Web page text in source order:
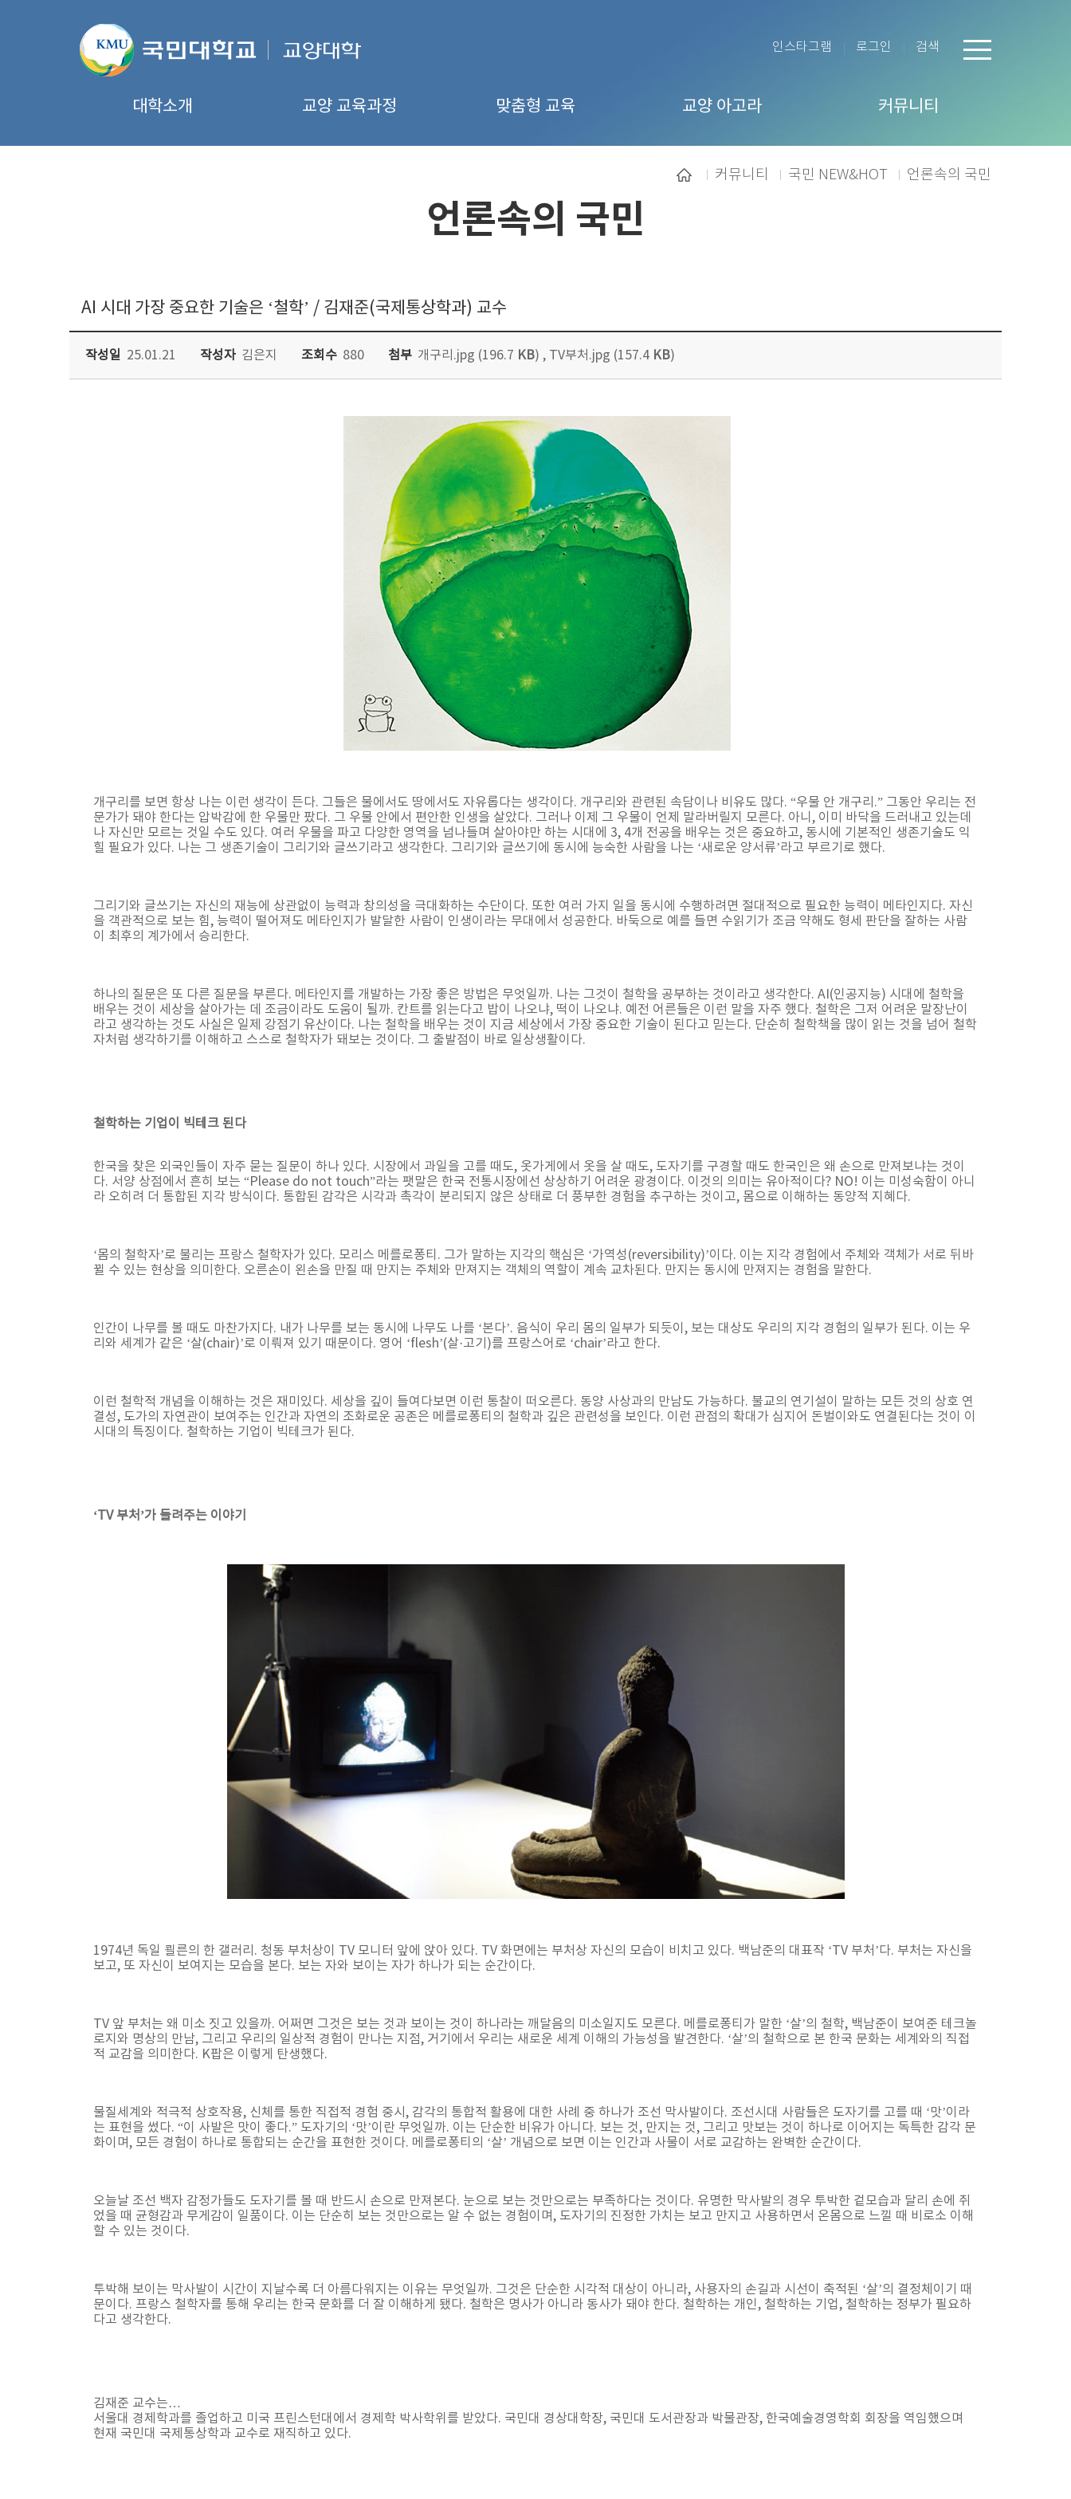
인스타그램 로그인 검색
대학소개 교양 교육과정 맞춤형 교육 교양 아고라 커뮤니티
커뮤니티 국민 NEW&HOT 언론속의 국민
언론속의 국민
AI 시대 가장 중요한 기술은 ‘철학’ / 김재준(국제통상학과) 교수
작성일 25.01.21 작성자 김은지 조회수 880 첨부 개구리.jpg (196.7 KB) , TV부처.jpg (157.4 KB)
개구리를 보면 항상 나는 이런 생각이 든다. 그들은 물에서도 땅에서도 자유롭다는 생각이다. 개구리와 관련된 속담이나 비유도 많다. “우물 안 개구리.” 그동안 우리는 전
문가가 돼야 한다는 압박감에 한 우물만 팠다. 그 우물 안에서 편안한 인생을 살았다. 그러나 이제 그 우물이 언제 말라버릴지 모른다. 아니, 이미 바닥을 드러내고 있는데
나 자신만 모르는 것일 수도 있다. 여러 우물을 파고 다양한 영역을 넘나들며 살아야만 하는 시대에 3, 4개 전공을 배우는 것은 중요하고, 동시에 기본적인 생존기술도 익
힐 필요가 있다. 나는 그 생존기술이 그리기와 글쓰기라고 생각한다. 그리기와 글쓰기에 동시에 능숙한 사람을 나는 ‘새로운 양서류’라고 부르기로 했다.
그리기와 글쓰기는 자신의 재능에 상관없이 능력과 창의성을 극대화하는 수단이다. 또한 여러 가지 일을 동시에 수행하려면 절대적으로 필요한 능력이 메타인지다. 자신
을 객관적으로 보는 힘, 능력이 떨어져도 메타인지가 발달한 사람이 인생이라는 무대에서 성공한다. 바둑으로 예를 들면 수읽기가 조금 약해도 형세 판단을 잘하는 사람
이 최후의 계가에서 승리한다.
하나의 질문은 또 다른 질문을 부른다. 메타인지를 개발하는 가장 좋은 방법은 무엇일까. 나는 그것이 철학을 공부하는 것이라고 생각한다. AI(인공지능) 시대에 철학을
배우는 것이 세상을 살아가는 데 조금이라도 도움이 될까. 칸트를 읽는다고 밥이 나오냐, 떡이 나오냐. 예전 어른들은 이런 말을 자주 했다. 철학은 그저 어려운 말장난이
라고 생각하는 것도 사실은 일제 강점기 유산이다. 나는 철학을 배우는 것이 지금 세상에서 가장 중요한 기술이 된다고 믿는다. 단순히 철학책을 많이 읽는 것을 넘어 철학
자처럼 생각하기를 이해하고 스스로 철학자가 돼보는 것이다. 그 출발점이 바로 일상생활이다.
철학하는 기업이 빅테크 된다
한국을 찾은 외국인들이 자주 묻는 질문이 하나 있다. 시장에서 과일을 고를 때도, 옷가게에서 옷을 살 때도, 도자기를 구경할 때도 한국인은 왜 손으로 만져보냐는 것이
다. 서양 상점에서 흔히 보는 “Please do not touch”라는 팻말은 한국 전통시장에선 상상하기 어려운 광경이다. 이것의 의미는 유아적이다? NO! 이는 미성숙함이 아니
라 오히려 더 통합된 지각 방식이다. 통합된 감각은 시각과 촉각이 분리되지 않은 상태로 더 풍부한 경험을 추구하는 것이고, 몸으로 이해하는 동양적 지혜다.
‘몸의 철학자’로 불리는 프랑스 철학자가 있다. 모리스 메를로퐁티. 그가 말하는 지각의 핵심은 ‘가역성(reversibility)’이다. 이는 지각 경험에서 주체와 객체가 서로 뒤바
뀔 수 있는 현상을 의미한다. 오른손이 왼손을 만질 때 만지는 주체와 만져지는 객체의 역할이 계속 교차된다. 만지는 동시에 만져지는 경험을 말한다.
인간이 나무를 볼 때도 마찬가지다. 내가 나무를 보는 동시에 나무도 나를 ‘본다’. 음식이 우리 몸의 일부가 되듯이, 보는 대상도 우리의 지각 경험의 일부가 된다. 이는 우
리와 세계가 같은 ‘살(chair)’로 이뤄져 있기 때문이다. 영어 ‘flesh’(살·고기)를 프랑스어로 ‘chair’라고 한다.
이런 철학적 개념을 이해하는 것은 재미있다. 세상을 깊이 들여다보면 이런 통찰이 떠오른다. 동양 사상과의 만남도 가능하다. 불교의 연기설이 말하는 모든 것의 상호 연
결성, 도가의 자연관이 보여주는 인간과 자연의 조화로운 공존은 메를로퐁티의 철학과 깊은 관련성을 보인다. 이런 관점의 확대가 심지어 돈벌이와도 연결된다는 것이 이
시대의 특징이다. 철학하는 기업이 빅테크가 된다.
‘TV 부처’가 들려주는 이야기
1974년 독일 쾰른의 한 갤러리. 청동 부처상이 TV 모니터 앞에 앉아 있다. TV 화면에는 부처상 자신의 모습이 비치고 있다. 백남준의 대표작 ‘TV 부처’다. 부처는 자신을
보고, 또 자신이 보여지는 모습을 본다. 보는 자와 보이는 자가 하나가 되는 순간이다.
TV 앞 부처는 왜 미소 짓고 있을까. 어쩌면 그것은 보는 것과 보이는 것이 하나라는 깨달음의 미소일지도 모른다. 메를로퐁티가 말한 ‘살’의 철학, 백남준이 보여준 테크놀
로지와 명상의 만남, 그리고 우리의 일상적 경험이 만나는 지점, 거기에서 우리는 새로운 세계 이해의 가능성을 발견한다. ‘살’의 철학으로 본 한국 문화는 세계와의 직접
적 교감을 의미한다. K팝은 이렇게 탄생했다.
물질세계와 적극적 상호작용, 신체를 통한 직접적 경험 중시, 감각의 통합적 활용에 대한 사례 중 하나가 조선 막사발이다. 조선시대 사람들은 도자기를 고를 때 ‘맛’이라
는 표현을 썼다. “이 사발은 맛이 좋다.” 도자기의 ‘맛’이란 무엇일까. 이는 단순한 비유가 아니다. 보는 것, 만지는 것, 그리고 맛보는 것이 하나로 이어지는 독특한 감각 문
화이며, 모든 경험이 하나로 통합되는 순간을 표현한 것이다. 메를로퐁티의 ‘살’ 개념으로 보면 이는 인간과 사물이 서로 교감하는 완벽한 순간이다.
오늘날 조선 백자 감정가들도 도자기를 볼 때 반드시 손으로 만져본다. 눈으로 보는 것만으로는 부족하다는 것이다. 유명한 막사발의 경우 투박한 겉모습과 달리 손에 쥐
었을 때 균형감과 무게감이 일품이다. 이는 단순히 보는 것만으로는 알 수 없는 경험이며, 도자기의 진정한 가치는 보고 만지고 사용하면서 온몸으로 느낄 때 비로소 이해
할 수 있는 것이다.
투박해 보이는 막사발이 시간이 지날수록 더 아름다워지는 이유는 무엇일까. 그것은 단순한 시각적 대상이 아니라, 사용자의 손길과 시선이 축적된 ‘살’의 결정체이기 때
문이다. 프랑스 철학자를 통해 우리는 한국 문화를 더 잘 이해하게 됐다. 철학은 명사가 아니라 동사가 돼야 한다. 철학하는 개인, 철학하는 기업, 철학하는 정부가 필요하
다고 생각한다.
김재준 교수는…
서울대 경제학과를 졸업하고 미국 프린스턴대에서 경제학 박사학위를 받았다. 국민대 경상대학장, 국민대 도서관장과 박물관장, 한국예술경영학회 회장을 역임했으며
현재 국민대 국제통상학과 교수로 재직하고 있다.